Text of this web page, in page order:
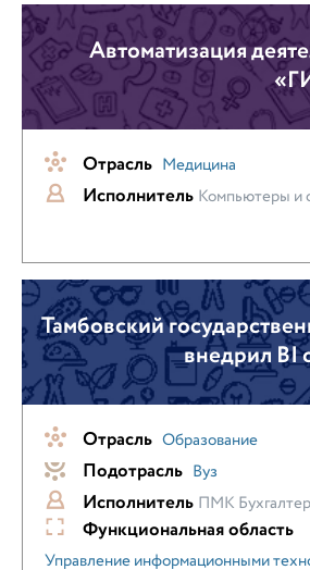
Автоматизация
Отрасль Медицина
Исполнитель Компьютеры и
Тамбовский
внедрил BI
Отрасль Образование
Подотрасль Вуз
Исполнитель ПМК Бухгалтер
Функциональная область
Управление информационными